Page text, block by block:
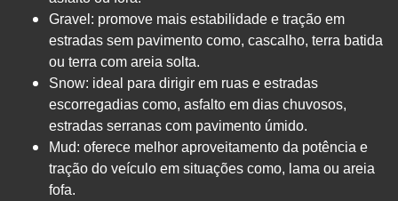
Gravel: promove mais estabilidade e tração em
estradas sem pavimento como, cascalho, terra batida
ou terra com areia solta.
Snow: ideal para dirigir em ruas e estradas
escorregadias como, asfalto em dias chuvosos,
estradas serranas com pavimento úmido.
Mud: oferece melhor aproveitamento da potência e
tração do veículo em situações como, lama ou areia
fofa.